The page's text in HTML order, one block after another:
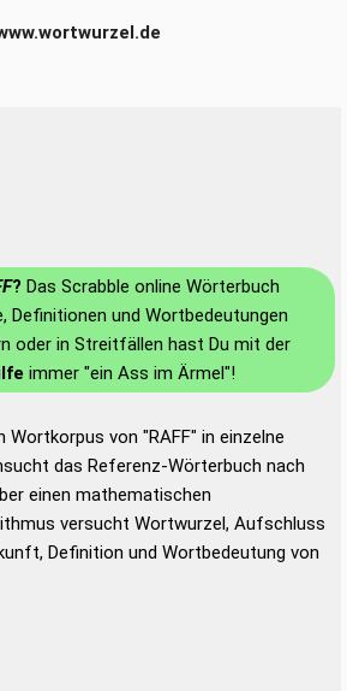
? Das Scrabble online Wörterbuch
Definitionen und Wortbedeutungen
oder in Streitfällen hast Du mit der
immer "ein Ass im Ärmel"!
von "RAFF" in einzelne
das Referenz-Wörterbuch nach
einen mathematischen
versucht Wortwurzel, Aufschluss
Definition und Wortbedeutung von